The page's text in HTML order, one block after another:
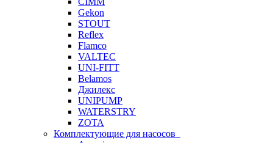
Gekon
STOUT
Reflex
Flamco
VALTEC
UNI-FITT
Belamos
Джилекс
UNIPUMP
WATERSTRY
ZOTA
Комплектующие для насосов